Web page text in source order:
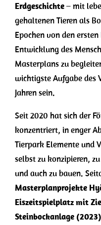
Erdgeschichte– mit
gehaltenen Tieren als
Epochen von den
Entwicklung des
Masterplans zu
wichtigste Aufgabe des
Jahren sein.
Seit 2020 hat sich der
konzentriert, in enger
Tierpark Elemente und
selbst zu konzipieren,
und auch zu bauen.
Masterplanprojekte
Eiszeitspielplatz mit
Steinbockanlage